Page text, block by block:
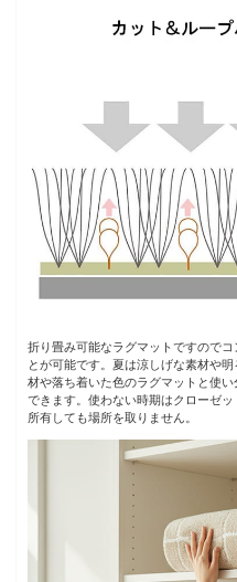
折り畳み可能なラグマットですので
とが可能です。夏は涼しげな素材や
材や落ち着いた色のラグマットと使
できます。使わない時期はクローゼ
所有しても場所を取りません。